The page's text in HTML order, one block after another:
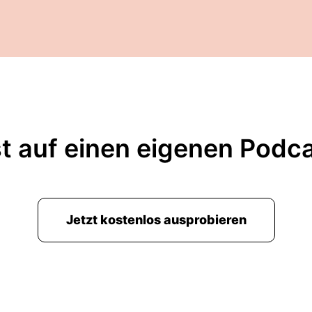
auf einen eigenen
Jetzt kostenlos ausprobieren